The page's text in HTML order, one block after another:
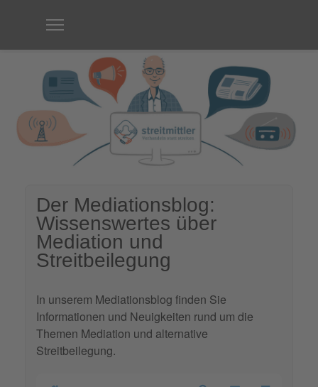
Der Mediationsblog:
Wissenswertes über
Mediation und
Streitbeilegung
In unserem Mediationsblog finden Sie
Informationen und Neuigkeiten rund um die
Themen Mediation und alternative
Streitbeilegung.